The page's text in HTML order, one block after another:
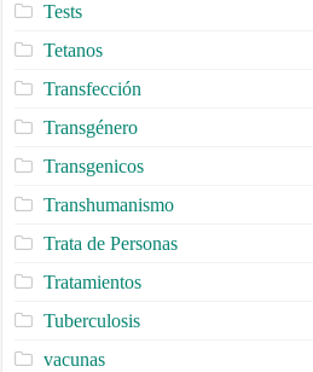
Tests
Tetanos
Transfección
Transgénero
Transgenicos
Transhumanismo
Trata de Personas
Tratamientos
Tuberculosis
vacunas